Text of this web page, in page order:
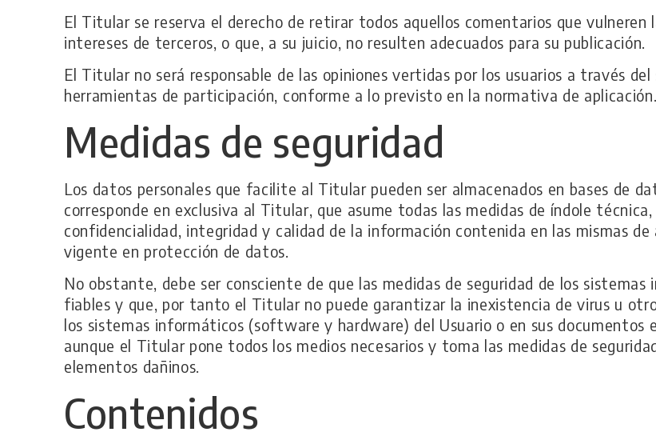
El Titular se reserva el derecho de retirar todos aquellos comentarios que vulneren
intereses de terceros, o que, a su juicio, no resulten adecuados para su publicación.
El Titular no será responsable de las opiniones vertidas por los usuarios a través
herramientas de participación, conforme a lo previsto en la normativa de aplicación.
Medidas de seguridad
Los datos personales que facilite al Titular pueden ser almacenados en bases de
corresponde en exclusiva al Titular, que asume todas las medidas de índole
confidencialidad, integridad y calidad de la información contenida en las mismas
vigente en protección de datos.
No obstante, debe ser consciente de que las medidas de seguridad de los
fiables y que, por tanto el Titular no puede garantizar la inexistencia de virus u
los sistemas informáticos (software y hardware) del Usuario o en sus documentos
aunque el Titular pone todos los medios necesarios y toma las medidas de
elementos dañinos.
Contenidos